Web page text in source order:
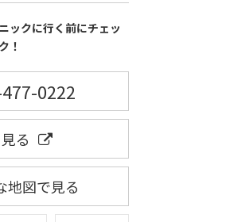
ックに行く前にチェッ
ク！
0222
る
地図で見る